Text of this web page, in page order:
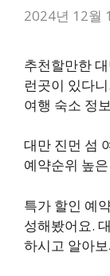
2024년 12월
추천할만한
런곳이 있다
여행 숙소 정
대만 진먼 섬
예약순위 높
특가 할인 예
성해봤어요.
하시고 알아